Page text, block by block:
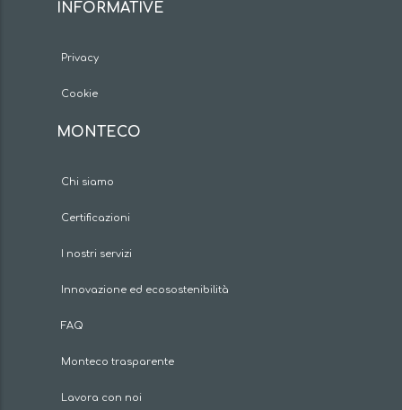
INFORMATIVE
Privacy
Cookie
MONTECO
Chi siamo
Certificazioni
I nostri servizi
Innovazione ed ecosostenibilità
FAQ
Monteco trasparente
Lavora con noi